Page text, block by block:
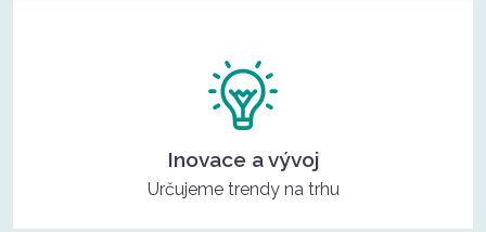
Inovace a vývoj
Určujeme trendy na trhu